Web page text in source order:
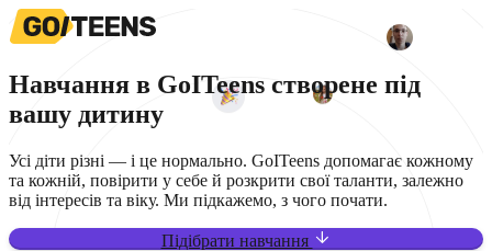
Навчання в GoITeens створене під
вашу дитину
Усі діти різні — і це нормально. GoITeens допомагає кожному
та кожній, повірити у себе й розкрити свої таланти, залежно
від інтересів та віку. Ми підкажемо, з чого почати.
Підібрати навчання